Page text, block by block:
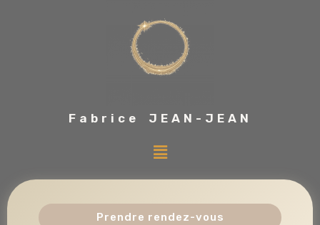
Fabrice JEAN-JEAN
Prendre rendez-vous